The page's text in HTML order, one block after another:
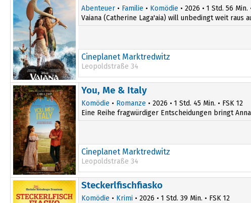
Abenteuer • Familie • Komödie • 2026 • 1 Std. 56 Min.
Vaiana (Catherine Laga'aia) will unbedingt weit raus
Cineplanet Marktredwitz
Leopoldstraße 34
18:00
You, Me & Italy
Komödie • Romanze • 2026 • 1 Std. 45 Min. • FSK 12
Eine Reihe fragwürdiger Entscheidungen bringt
Cineplanet Marktredwitz
Leopoldstraße 34
20:30
Steckerlfischfiasko
Komödie • Krimi • 2026 • 1 Std. 39 Min. • FSK 12